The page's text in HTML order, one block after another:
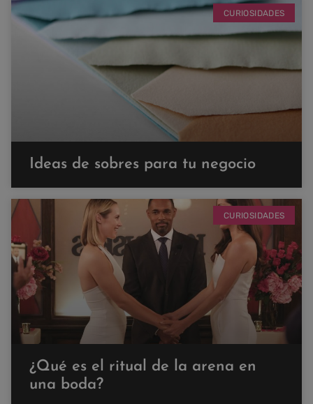
CURIOSIDADES
Ideas de sobres para tu negocio
CURIOSIDADES
¿Qué es el ritual de la arena en
una boda?